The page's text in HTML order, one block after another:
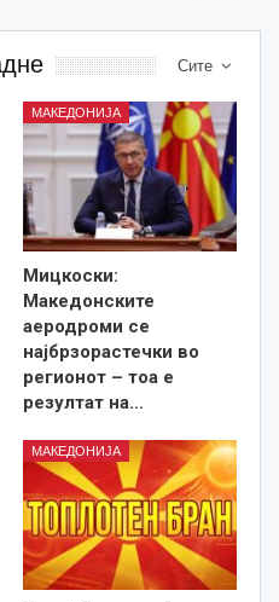
Сите
МАКЕДОНИЈА
Мицкоски:
Македонските
аеродроми се
најбрзорастечки во
регионот – тоа е
резултат на…
МАКЕДОНИЈА